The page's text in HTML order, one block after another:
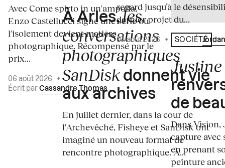
Avec Come spirto in un'ampolla,
Enzo Castellucci signe une série où
l'isolement devient matière
photographique. Récompensé par le
prix...
06 août 2026
•
Écrit par Cassandre Thomas
À Arles,les
conversations
photographiques
SanDisk donnent vie
aux archives
En juillet dernier, dans la cour de
l'Archevêché, Fisheye et SanDisk ont
imaginé un nouveau format de
rencontre photographique. À...
regard jusqu’à le
dernier projet du...
04 août 2026 • Écrit par
SOCIÉTÉ
de
Dans
capture avec
en prenant
peinture